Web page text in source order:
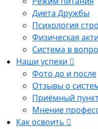
Диета Дружбы
Психология
Физическая
Система в
Наши успехи
Фото до и после
Отзывы о
Приёмный
Мнение
Как освоить